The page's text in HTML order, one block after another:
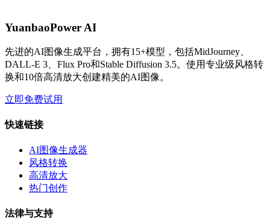
YuanbaoPower AI
先进的AI图像生成平台，拥有15+模型，包括MidJourney、
DALL-E 3、Flux Pro和Stable Diffusion 3.5。使用专业级风格转
换和10倍高清放大创建精美的AI图像。
立即免费试用
快速链接
AI图像生成器
风格转换
高清放大
热门创作
法律与支持